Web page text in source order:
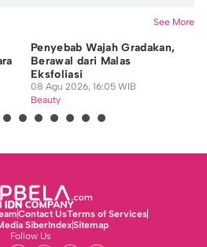
See More
Penyebab Wajah Gradakan,
Berawal dari Malas
Eksfoliasi
08 Agu 2026, 16:05 WIB
Beauty
Contact UsTerms of Services
SiberIndexSitemap
Follow Us